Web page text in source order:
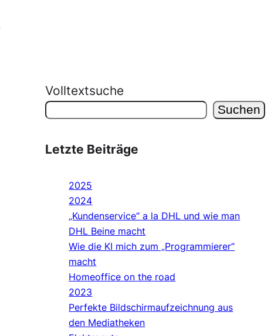
Volltextsuche
Suchen
Letzte Beiträge
2025
2024
„Kundenservice“ a la DHL und wie man
DHL Beine macht
Wie die KI mich zum „Programmierer“
macht
Homeoffice on the road
2023
Perfekte Bildschirmaufzeichnung aus
den Mediatheken